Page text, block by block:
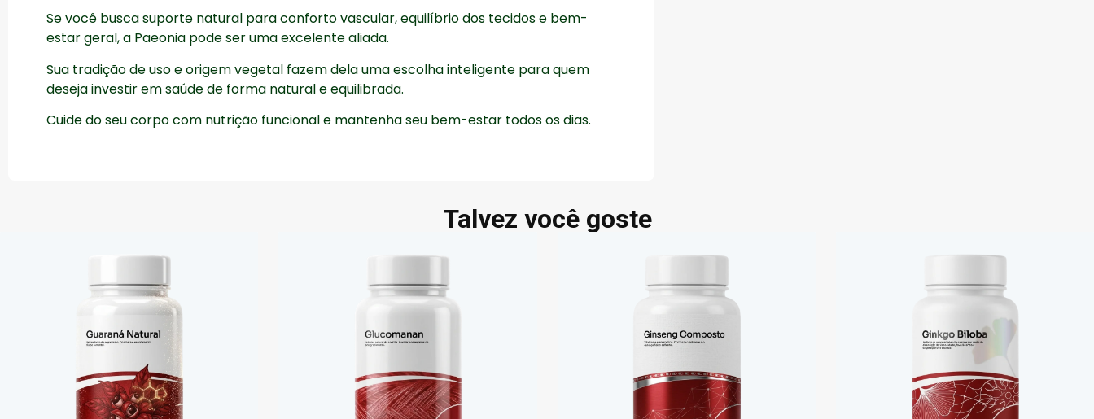
Se você busca suporte natural para conforto vascular, equilíbrio dos tecidos e bem-
estar geral, a Paeonia pode ser uma excelente aliada.
Sua tradição de uso e origem vegetal fazem dela uma escolha inteligente para quem
deseja investir em saúde de forma natural e equilibrada.
Cuide do seu corpo com nutrição funcional e mantenha seu bem-estar todos os dias.
Talvez você goste